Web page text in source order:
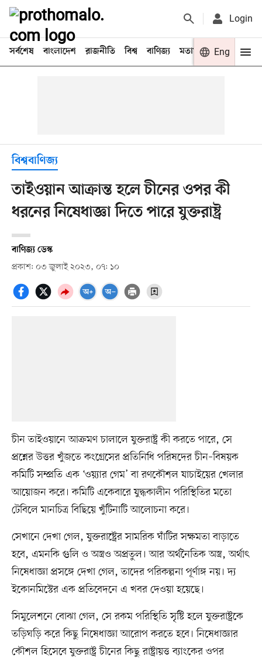
Login
সর্বশেষ বাংলাদেশ রাজনীতি বিশ্ব বাণিজ্য মতামত খেলা
Eng
বিশ্ববাণিজ্য
তাইওয়ান আক্রান্ত হলে চীনের ওপর কী
ধরনের নিষেধাজ্ঞা দিতে পারে যুক্তরাষ্ট্র
বাণিজ্য ডেস্ক
প্রকাশ: ০৩ জুলাই ২০২৩, ০৭: ১০
চীন তাইওয়ানে আক্রমণ চালালে যুক্তরাষ্ট্র কী করতে পারে, সে
প্রশ্নের উত্তর খুঁজতে কংগ্রেসের প্রতিনিধি পরিষদের চীন–বিষয়ক
কমিটি সম্প্রতি এক ‘ওয়্যার গেম’ বা রণকৌশল যাচাইয়ের খেলার
আয়োজন করে। কমিটি একেবারে যুদ্ধকালীন পরিস্থিতির মতো
টেবিলে মানচিত্র বিছিয়ে খুঁটিনাটি আলোচনা করে।
সেখানে দেখা গেল, যুক্তরাষ্ট্রের সামরিক ঘাঁটির সক্ষমতা বাড়াতে
হবে, এমনকি গুলি ও অস্ত্রও অপ্রতুল। আর অর্থনৈতিক অস্ত্র, অর্থাৎ
নিষেধাজ্ঞা প্রসঙ্গে দেখা গেল, তাদের পরিকল্পনা পূর্ণাঙ্গ নয়। দ্য
ইকোনমিস্টের এক প্রতিবেদনে এ খবর দেওয়া হয়েছে।
সিমুলেশনে বোঝা গেল, সে রকম পরিস্থিতি সৃষ্টি হলে যুক্তরাষ্ট্রকে
তড়িঘড়ি করে কিছু নিষেধাজ্ঞা আরোপ করতে হবে। নিষেধাজ্ঞার
কৌশল হিসেবে যুক্তরাষ্ট্র চীনের কিছু রাষ্ট্রায়ত্ত ব্যাংকের ওপর